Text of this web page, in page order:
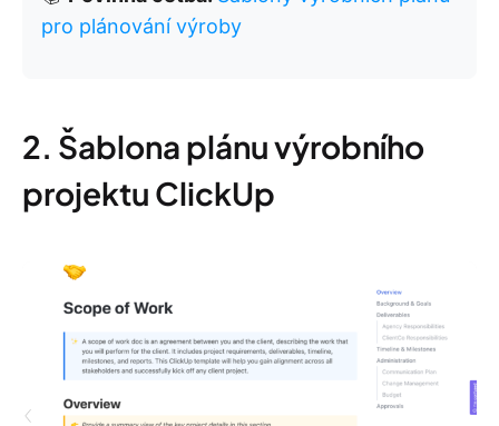
pro plánování výroby
2. Šablona plánu výrobního
projektu ClickUp